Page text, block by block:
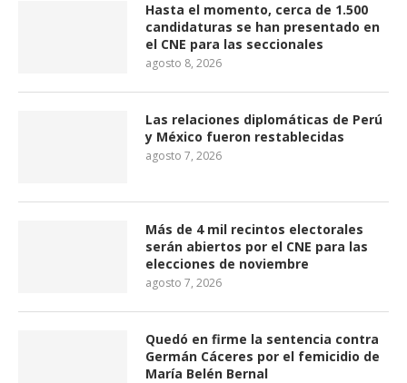
Hasta el momento, cerca de 1.500
candidaturas se han presentado en
el CNE para las seccionales
agosto 8, 2026
Las relaciones diplomáticas de Perú
y México fueron restablecidas
agosto 7, 2026
Más de 4 mil recintos electorales
serán abiertos por el CNE para las
elecciones de noviembre
agosto 7, 2026
Quedó en firme la sentencia contra
Germán Cáceres por el femicidio de
María Belén Bernal